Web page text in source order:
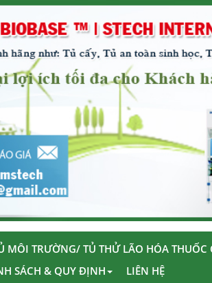
MÔI TRƯỜNG/ TỦ THỬ LÃO HÓA THUỐC
SÁCH & QUY ĐỊNH LIÊN HỆ